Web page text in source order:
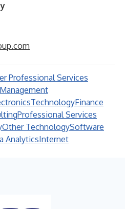
Professional Services
TechnologyFinance
Professional Services
Other TechnologySoftware
AnalyticsInternet